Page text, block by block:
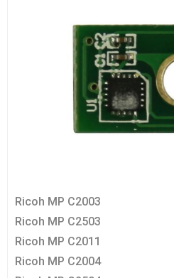
Ricoh MP C2003
Ricoh MP C2503
Ricoh MP C2011
Ricoh MP C2004